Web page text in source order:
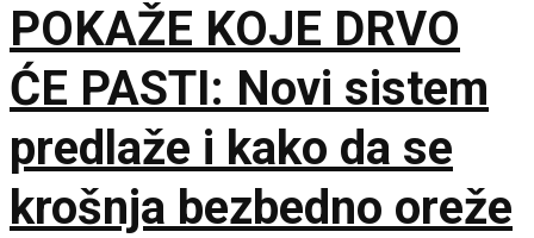
POKAŽE KOJE DRVO
ĆE PASTI: Novi sistem
predlaže i kako da se
krošnja bezbedno oreže